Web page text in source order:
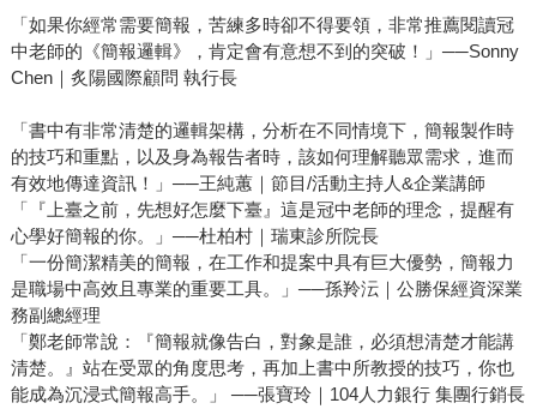
「如果你經常需要簡報，苦練多時卻不得要領，非常推薦閱讀冠
中老師的《簡報邏輯》，肯定會有意想不到的突破！」──Sonny
Chen｜炙陽國際顧問 執行長
「書中有非常清楚的邏輯架構，分析在不同情境下，簡報製作時
的技巧和重點，以及身為報告者時，該如何理解聽眾需求，進而
有效地傳達資訊！」──王純蕙｜節目/活動主持人&企業講師
「『上臺之前，先想好怎麼下臺』這是冠中老師的理念，提醒有
心學好簡報的你。」──杜柏村｜瑞東診所院長
「一份簡潔精美的簡報，在工作和提案中具有巨大優勢，簡報力
是職場中高效且專業的重要工具。」──孫羚沄｜公勝保經資深業
務副總經理
「鄭老師常說：『簡報就像告白，對象是誰，必須想清楚才能講
清楚。』站在受眾的角度思考，再加上書中所教授的技巧，你也
能成為沉浸式簡報高手。」 ──張寶玲｜104人力銀行 集團行銷長